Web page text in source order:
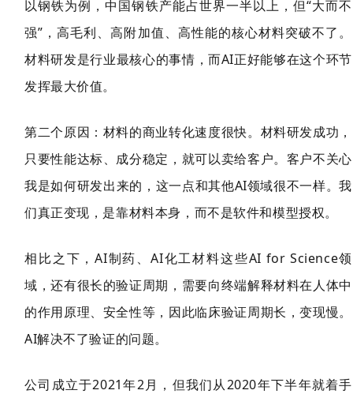
以钢铁为例，中国钢铁产能占世界一半以上，但“大而不
强”，高毛利、高附加值、高性能的核心材料突破不了。
材料研发是行业最核心的事情，而AI正好能够在这个环节
发挥最大价值。
第二个原因：材料的商业转化速度很快。材料研发成功，
只要性能达标、成分稳定，就可以卖给客户。客户不关心
我是如何研发出来的，这一点和其他AI领域很不一样。我
们真正变现，是靠材料本身，而不是软件和模型授权。
相比之下，AI制药、AI化工材料这些AI for Science领
域，还有很长的验证周期，需要向终端解释材料在人体中
的作用原理、安全性等，因此临床验证周期长，变现慢。
AI解决不了验证的问题。
公司成立于2021年2月，但我们从2020年下半年就着手